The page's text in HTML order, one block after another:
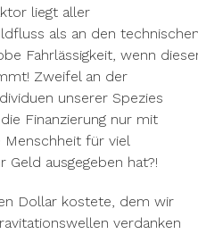
liegt aller
als an den
Fahrlässigkeit, wenn
Zweifel an der
unserer Spezies
Finanzierung nur mit
für viel
ausgegeben hat?!
Dollar kostete, dem wir
verdanken